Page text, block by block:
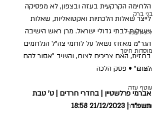
בני ברק
ל"ג לעומר
מוסדות חינוך
נתיבות
עוטף עזה
ספר תורה
הלחימה הקרקעית בעזה ובצפון, לא מפסיקה
לייצר שאלות הלכתיות ואקטואליות, שאלות
שעולות לבתי גדולי ישראל. מרן ראש הישיבה
הגר"מ מאזוז נשאל על לוחמי צה"ל הנלחמים
בחזית, האם צריכים לצום, והשיב "אסור להם
לצום" • פסק הלכה
אברמי פרלשטיין | בחדרי חרדים | ט' טבת
תשפ"ד | 21/12/2023 18:58